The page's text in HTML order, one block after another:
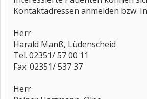
Kontaktadressen anmelden bzw.
Herr
Harald Manß, Lüdenscheid
Tel. 02351/ 57 00 11
Fax: 02351/ 537 37
Herr